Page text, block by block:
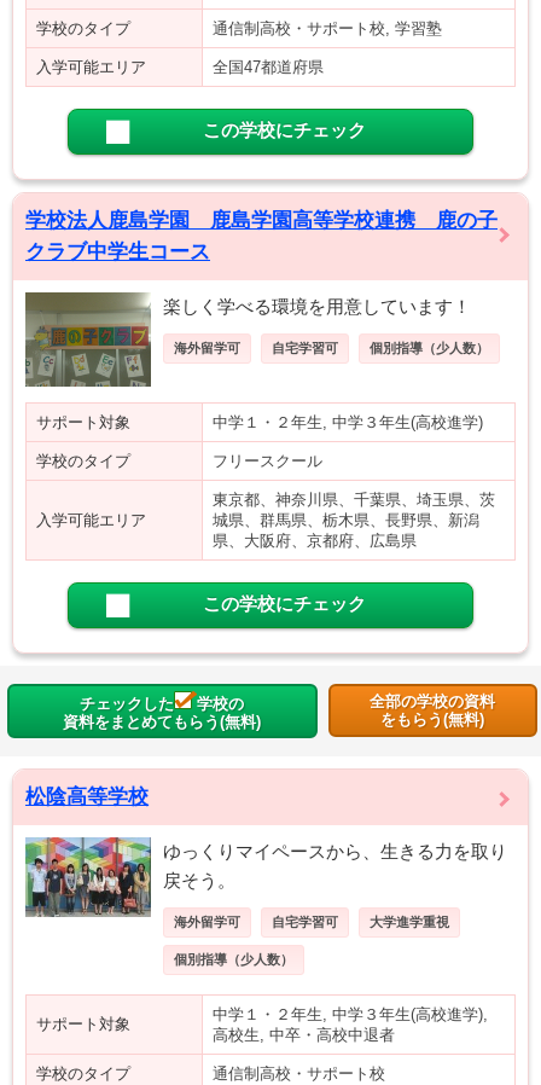
学校のタイプ 通信制高校・サポート校, 学習塾
入学可能エリア 全国47都道府県
この学校にチェック
学校法人鹿島学園 鹿島学園高等学校連携 鹿の子
クラブ中学生コース
楽しく学べる環境を用意しています！
海外留学可 自宅学習可 個別指導（少人数）
サポート対象 中学１・２年生, 中学３年生(高校進学)
学校のタイプ フリースクール
入学可能エリア
東京都、神奈川県、千葉県、埼玉県、茨
城県、群馬県、栃木県、長野県、新潟
県、大阪府、京都府、広島県
この学校にチェック
チェックした
学校の
資料をまとめてもらう(無料)
全部の学校の資料
をもらう(無料)
松陰高等学校
ゆっくりマイペースから、生きる力を取り
戻そう。
海外留学可 自宅学習可 大学進学重視
個別指導（少人数）
サポート対象
中学１・２年生, 中学３年生(高校進学),
高校生, 中卒・高校中退者
学校のタイプ 通信制高校・サポート校